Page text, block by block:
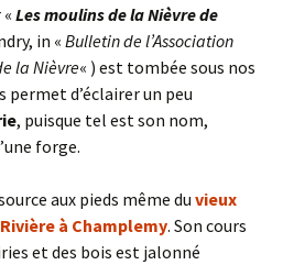
Les moulins de laNièvre de
in « Bulletin de l’Association
la Nièvre« ) est tombée sous nos
permet d’éclairer un peu
, puisque tel est son nom,
forge.
aux pieds même du vieux
à Champlemy. Son cours
et des bois est jalonné